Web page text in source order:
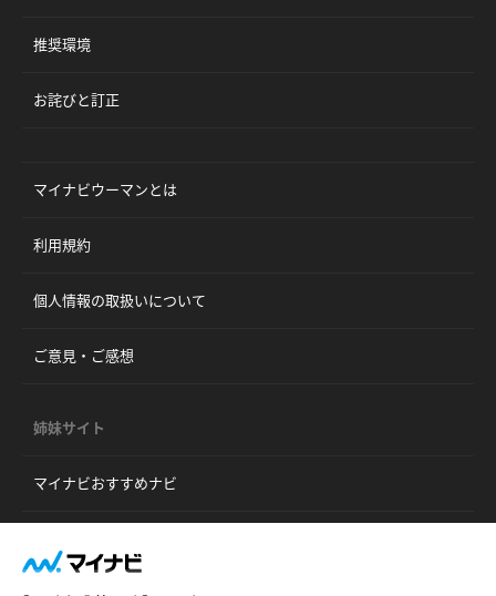
推奨環境
お詫びと訂正
マイナビウーマンとは
利用規約
個人情報の取扱いについて
ご意見・ご感想
姉妹サイト
マイナビおすすめナビ